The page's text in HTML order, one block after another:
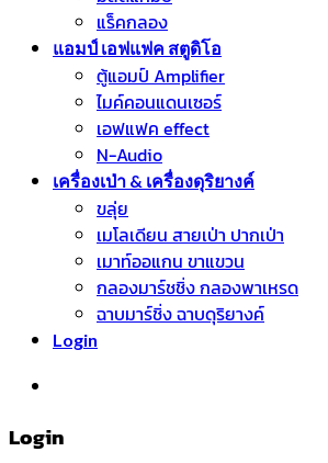
แร็คกลอง
แอมป์ เอฟแฟค สตูดิโอ
ตู้แอมป์ Amplifier
ไมค์คอนแดนเซอร์
เอฟแฟค effect
N-Audio
เครื่องเป่า & เครื่องดุริยางค์
ขลุ่ย
เมโลเดียน สายเป่า ปากเป่า
เมาท์ออแกน ขาแขวน
กลองมาร์ชชิ่ง กลองพาเหรด
ฉาบมาร์ชิ่ง ฉาบดุริยางค์
Login
Login